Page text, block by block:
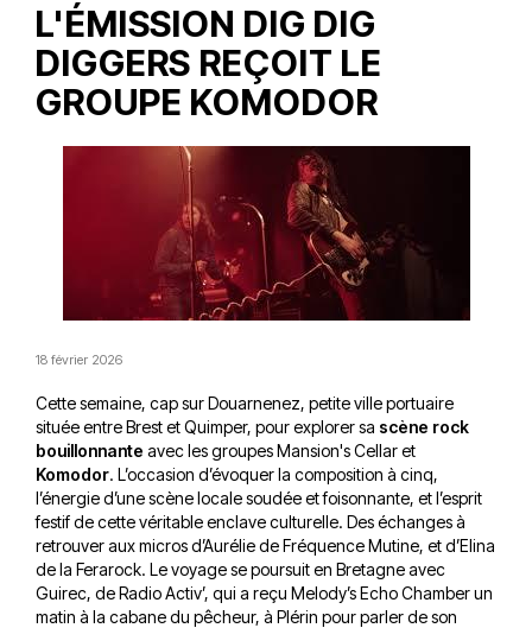
L'ÉMISSION DIG DIG
DIGGERS REÇOIT LE
GROUPE KOMODOR
18 février 2026
Cette semaine, cap sur Douarnenez, petite ville portuaire
située entre Brest et Quimper, pour explorer sa scène rock
bouillonnante avec les groupes Mansion's Cellar et
Komodor. L’occasion d’évoquer la composition à cinq,
l’énergie d’une scène locale soudée et foisonnante, et l’esprit
festif de cette véritable enclave culturelle. Des échanges à
retrouver aux micros d’Aurélie de Fréquence Mutine, et d’Elina
de la Ferarock. Le voyage se poursuit en Bretagne avec
Guirec, de Radio Activ’, qui a reçu Melody’s Echo Chamber un
matin à la cabane du pêcheur, à Plérin pour parler de son